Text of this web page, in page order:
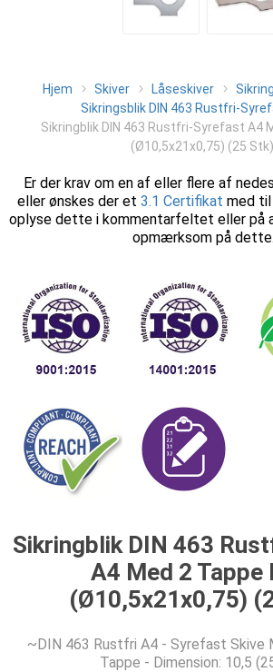
Hjem Skiver Låseskiver
Sikringsblik DIN 463 Rustfri-
Sikringblik DIN 463 Rustfri-Syrefast A4
(Ø10,5x21x0,75) (25 Stk)
Er der krav om en af eller flere af
eller ønskes der et 3.1 Certifikat med
oplyse dette i kommentarfeltet eller på
opmærksom på dette.
Sikringblik DIN 463
A4 Med 2 Tappe
(Ø10,5x21x0,75)
~DIN 463 Rustfri A4 - Syrefast Skive
Tappe - Dimension: 10,5